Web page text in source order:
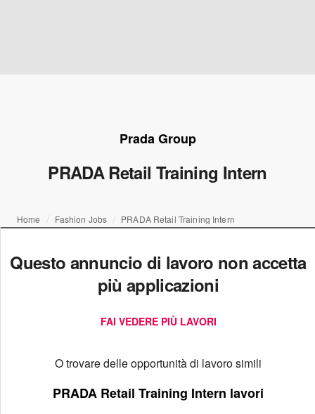
Prada Group
PRADA Retail Training Intern
Home Fashion Jobs PRADA Retail Training Intern
Questo annuncio di lavoro non accetta
più applicazioni
FAI VEDERE PIÙ LAVORI
O trovare delle opportunità di lavoro simili
PRADA Retail Training Intern lavori